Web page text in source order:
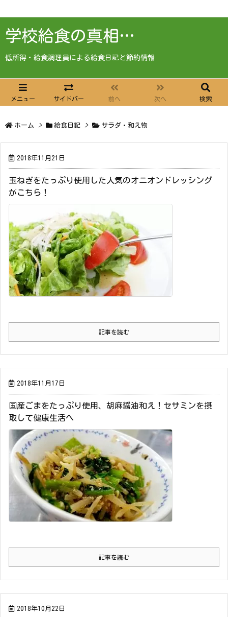
学校給食の真相…
低所得・給食調理員による給食日記と節約情報
メニュー サイドバー 前へ 次へ 検索
ホーム > 給食日記 > サラダ・和え物
2018年11月21日
玉ねぎをたっぷり使用した人気のオニオンドレッシング
がこちら！
記事を読む
2018年11月17日
国産ごまをたっぷり使用、胡麻醤油和え！セサミンを摂
取して健康生活へ
記事を読む
2018年10月22日